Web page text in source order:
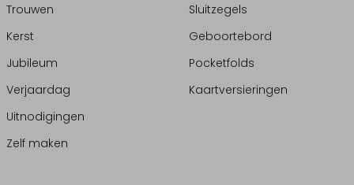
Trouwen
Kerst
Jubileum
Verjaardag
Uitnodigingen
Zelf maken
Sluitzegels
Geboortebord
Pocketfolds
Kaartversieringen